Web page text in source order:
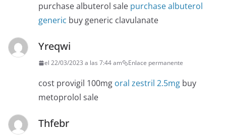
purchase albuterol sale purchase albuterol
generic buy generic clavulanate
Yreqwi
el 22/03/2023 a las 7:44 am Enlace permanente
cost provigil 100mg oral zestril 2.5mg buy
metoprolol sale
Thfebr